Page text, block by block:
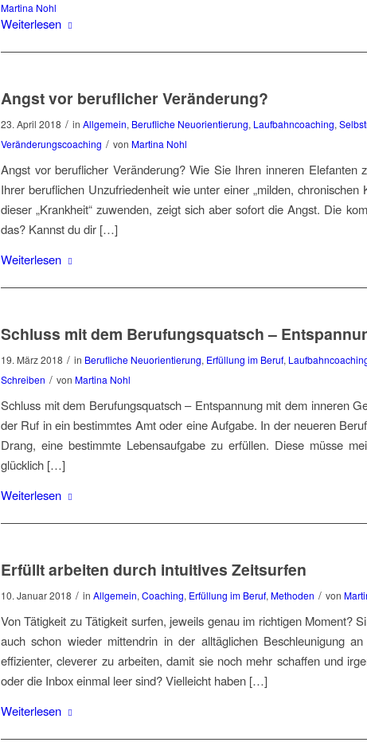
Martina Nohl
Weiterlesen
Angst vor beruflicher Veränderung?
23. April 2018 / in Allgemein, Berufliche Neuorientierung, Laufbahncoaching,
Veränderungscoaching / von Martina Nohl
Angst vor beruflicher Veränderung? Wie Sie Ihren inneren Elefanten
Ihrer beruflichen Unzufriedenheit wie unter einer „milden,
dieser „Krankheit“ zuwenden, zeigt sich aber sofort die Angst. Die
das? Kannst du dir […]
Weiterlesen
Schluss mit dem Berufungsquatsch –
19. März 2018 / in Berufliche Neuorientierung, Erfüllung im Beruf,
Schreiben / von Martina Nohl
Schluss mit dem Berufungsquatsch – Entspannung mit dem inneren
der Ruf in ein bestimmtes Amt oder eine Aufgabe. In der neueren
Drang, eine bestimmte Lebensaufgabe zu erfüllen. Diese müsse
glücklich […]
Weiterlesen
Erfüllt arbeiten durch intuitives Zeitsurfen
10. Januar 2018 / in Allgemein, Coaching, Erfüllung im Beruf, Methoden / von
Von Tätigkeit zu Tätigkeit surfen, jeweils genau im richtigen Moment?
auch schon wieder mittendrin in der alltäglichen Beschleunigung
effizienter, cleverer zu arbeiten, damit sie noch mehr schaffen und
oder die Inbox einmal leer sind? Vielleicht haben […]
Weiterlesen